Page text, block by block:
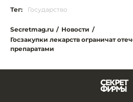
Тег: Государство
Secretmag.ru / Новости /
Госзакупки лекарств ограничат
препаратами